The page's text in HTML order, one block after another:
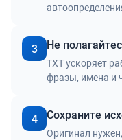
3 Не
TXT ускоряет
фразы, имена и
4 Сохраните
Оригинал